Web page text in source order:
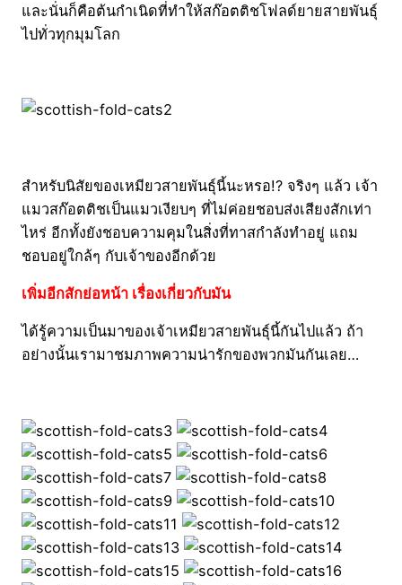
และนั่นก็คือต้นกำเนิดที่ทำให้สก๊อตติชโฟลด์ยายสายพันธุ์
ไปทั่วทุกมุมโลก
สำหรับนิสัยของเหมียวสายพันธุ์นี้นะหรอ!? จริงๆ แล้ว เจ้า
แมวสก๊อตติชเป็นแมวเงียบๆ ที่ไม่ค่อยชอบส่งเสียงสักเท่า
ไหร่ อีกทั้งยังชอบความคุมในสิ่งที่ทาสกำลังทำอยู่ แถม
ชอบอยู่ใกล้ๆ กับเจ้าของอีกด้วย
เพิ่มอีกสักย่อหน้า เรื่องเกี่ยวกับมัน
ได้รู้ความเป็นมาของเจ้าเหมียวสายพันธุ์นี้กันไปแล้ว ถ้า
อย่างนั้นเรามาชมภาพความน่ารักของพวกมันกันเลย…